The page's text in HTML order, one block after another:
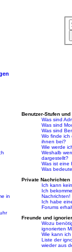
in
Benutzer-Stufen und
Was sind
Was sind
Was sind
Wo finde ich
ihnen bei?
Wie werde
Weshalb
dargestellt?
Was ist eine
Was
Private Nachrichten
Ich kann
Ich
Nachrichten!
Ich habe
Forums
Freunde und
Wozu
ignorierten
Wie kann
Liste der
wieder aus